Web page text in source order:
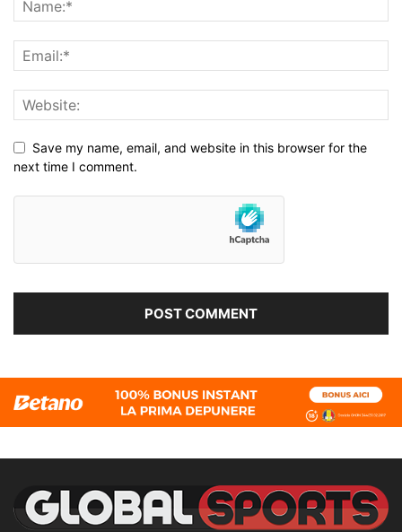
Save my name, email, and website in this browser for the
next time I comment.